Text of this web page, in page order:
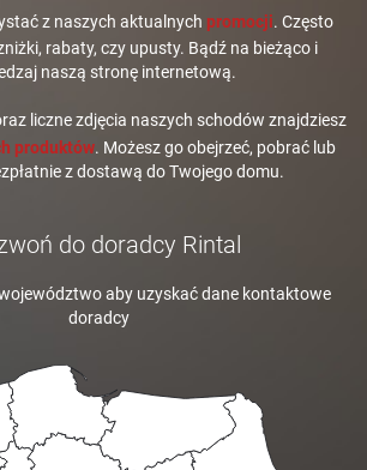
z naszych aktualnych promocji. Często
rabaty, czy upusty. Bądź na bieżąco i
naszą stronę internetową.
liczne zdjęcia naszych schodów znajdziesz
produktów. Możesz go obejrzeć, pobrać lub
z dostawą do Twojego domu.
do doradcy Rintal
aby uzyskać dane kontaktowe
doradcy